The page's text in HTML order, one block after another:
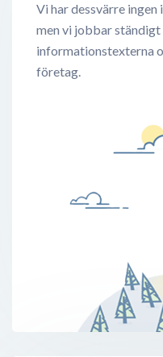
Vi har dessvärre
men vi jobbar
informationstexterna
företag.